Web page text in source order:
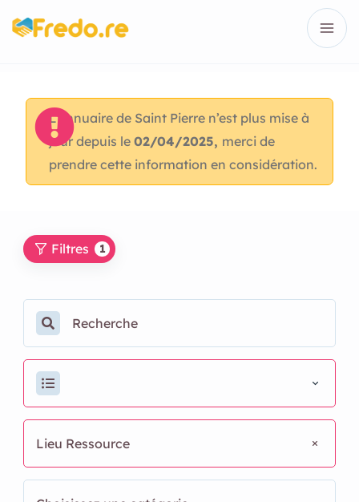
L’annuaire de Saint Pierre n’est plus mise à
jour depuis le02/04/2025, merci de
prendre cette information en considération.
Filtres 1
Lieu Ressource